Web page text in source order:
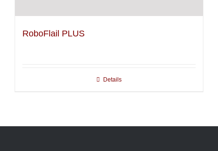
RoboFlail PLUS
Details